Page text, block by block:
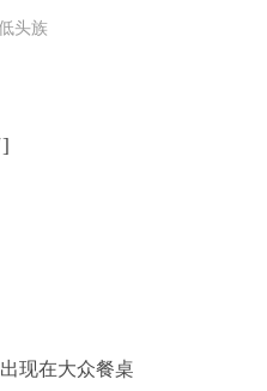
头族
现在大众餐桌